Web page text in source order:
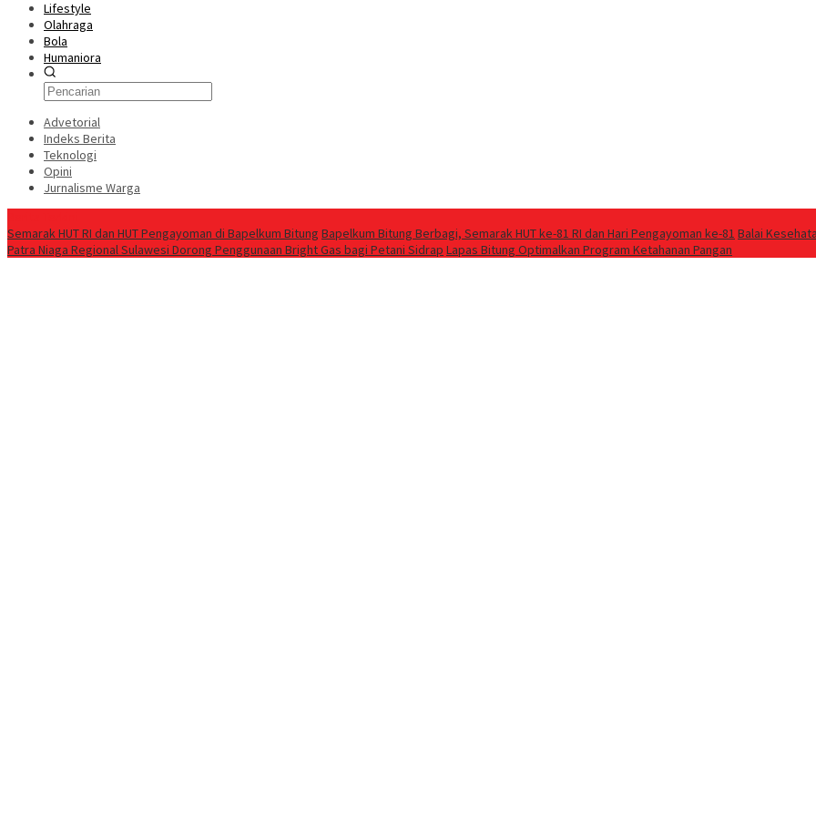
Lifestyle
Olahraga
Bola
Humaniora
Advetorial
Indeks Berita
Teknologi
Opini
Jurnalisme Warga
Semarak HUT RI dan HUT Pengayoman di Bapelkum Bitung ‎Bapelkum Bitung Berbagi, Semarak HUT ke-81 RI dan Hari Pengayoman ke-81 Balai
Patra Niaga Regional Sulawesi Dorong Penggunaan Bright Gas bagi Petani Sidrap Lapas Bitung Optimalkan Program Ketahanan Pangan